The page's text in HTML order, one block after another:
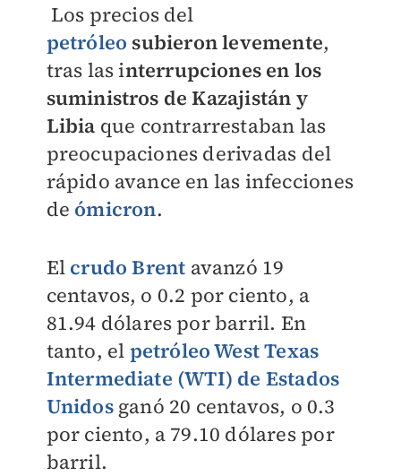
Los precios del
petróleo subieron levemente,
tras las interrupciones en los
suministros de Kazajistán y
Libia que contrarrestaban las
preocupaciones derivadas del
rápido avance en las infecciones
de ómicron.
El crudo Brent avanzó 19
centavos, o 0.2 por ciento, a
81.94 dólares por barril. En
tanto, el petróleo West Texas
Intermediate (WTI) de Estados
Unidosganó 20 centavos, o 0.3
por ciento, a 79.10 dólares por
barril.